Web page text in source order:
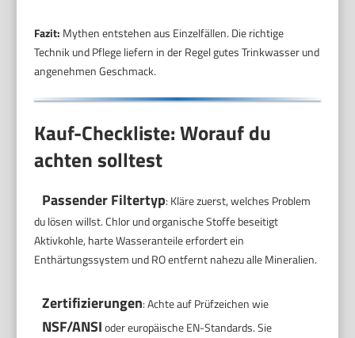
Fazit: Mythen entstehen aus Einzelfällen. Die richtige
Technik und Pflege liefern in der Regel gutes Trinkwasser und
angenehmen Geschmack.
Kauf-Checkliste: Worauf du
achten solltest
Passender Filtertyp: Kläre zuerst, welches Problem
du lösen willst. Chlor und organische Stoffe beseitigt
Aktivkohle, harte Wasseranteile erfordert ein
Enthärtungssystem und RO entfernt nahezu alle Mineralien.
Zertifizierungen: Achte auf Prüfzeichen wie
NSF/ANSIoder europäische EN-Standards. Sie